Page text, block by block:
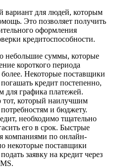
вариант для людей, которым
Это позволяет получить
оформления
кредитоспособности.
небольшие суммы, которые
короткого периода
Некоторые поставщики
кредит постепенно,
для графика платежей.
который наилучшим
и бюджету.
необходимо тщательно
его в срок. Быстрые
компаниями по онлайн-
некоторые поставщики
заявку на кредит через